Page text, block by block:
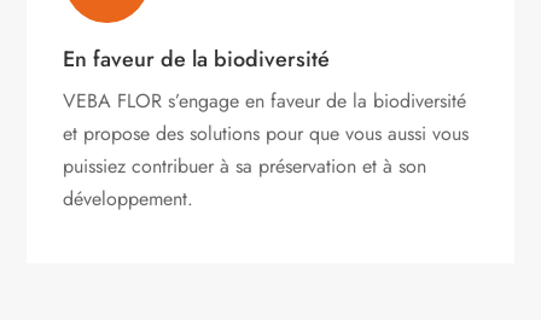
En faveur de la biodiversité
VEBA FLOR s’engageen faveur de la biodiversité
et propose des solutions pour que vous aussi vous
puissiez contribuer à sa préservation et à son
développement.